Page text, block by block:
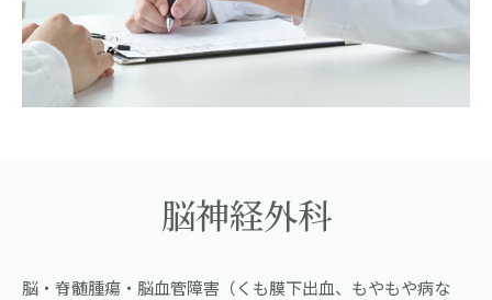
脳神経外科
脳・脊髄腫瘍・脳血管障害（くも膜下出血、もやもや病な